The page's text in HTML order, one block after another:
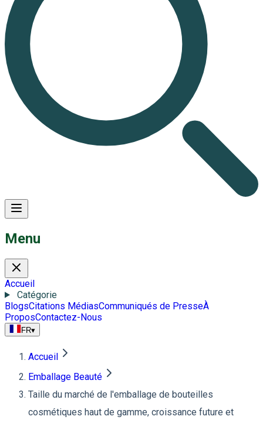
Menu
Accueil
Catégorie
BlogsCitations MédiasCommuniqués de PresseÀ
ProposContactez-Nous
FR▾
Accueil
Emballage Beauté
Taille du marché de l'emballage de bouteilles
cosmétiques haut de gamme, croissance future et